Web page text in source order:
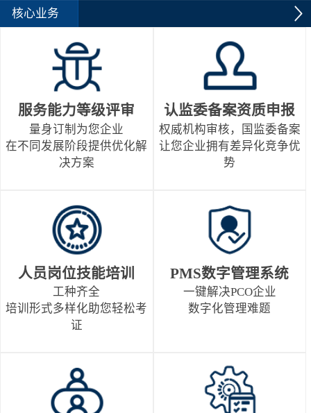
核心业务
服务能力等级评审
量身订制为您企业
在不同发展阶段提供优化解
决方案
认监委备案资质申报
权威机构审核，国监委备案
让您企业拥有差异化竞争优
势
人员岗位技能培训
工种齐全
培训形式多样化助您轻松考
证
PMS数字管理系统
一键解决PCO企业
数字化管理难题